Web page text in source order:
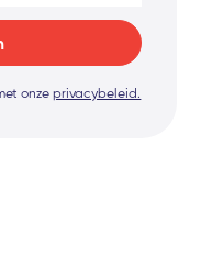
onzeprivacybeleid.